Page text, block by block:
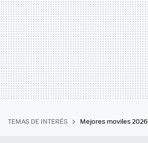
TEMAS DE INTERÉS Mejores moviles 2026